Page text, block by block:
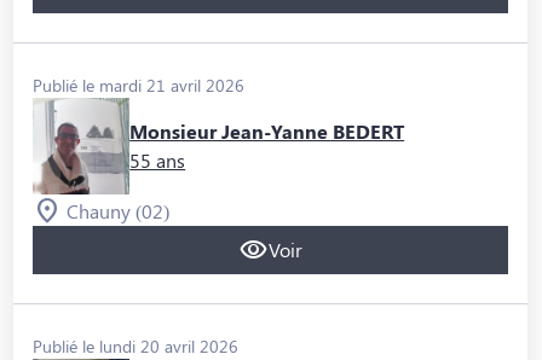
Publié le mardi 21 avril 2026
Monsieur Jean-Yanne BEDERT
55 ans
Chauny (02)
Voir
Publié le lundi 20 avril 2026